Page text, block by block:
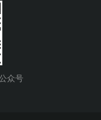
众号